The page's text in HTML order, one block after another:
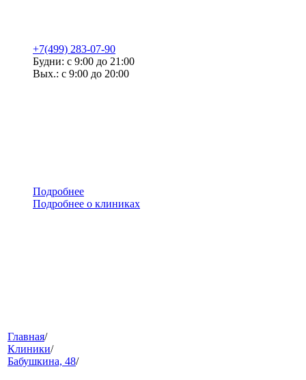
+7(499) 283-07-90
Будни: с 9:00 до 21:00
Вых.: с 9:00 до 20:00
Подробнее
Подробнее о клиниках
меню
Главная/
Клиники/
Бабушкина, 48/